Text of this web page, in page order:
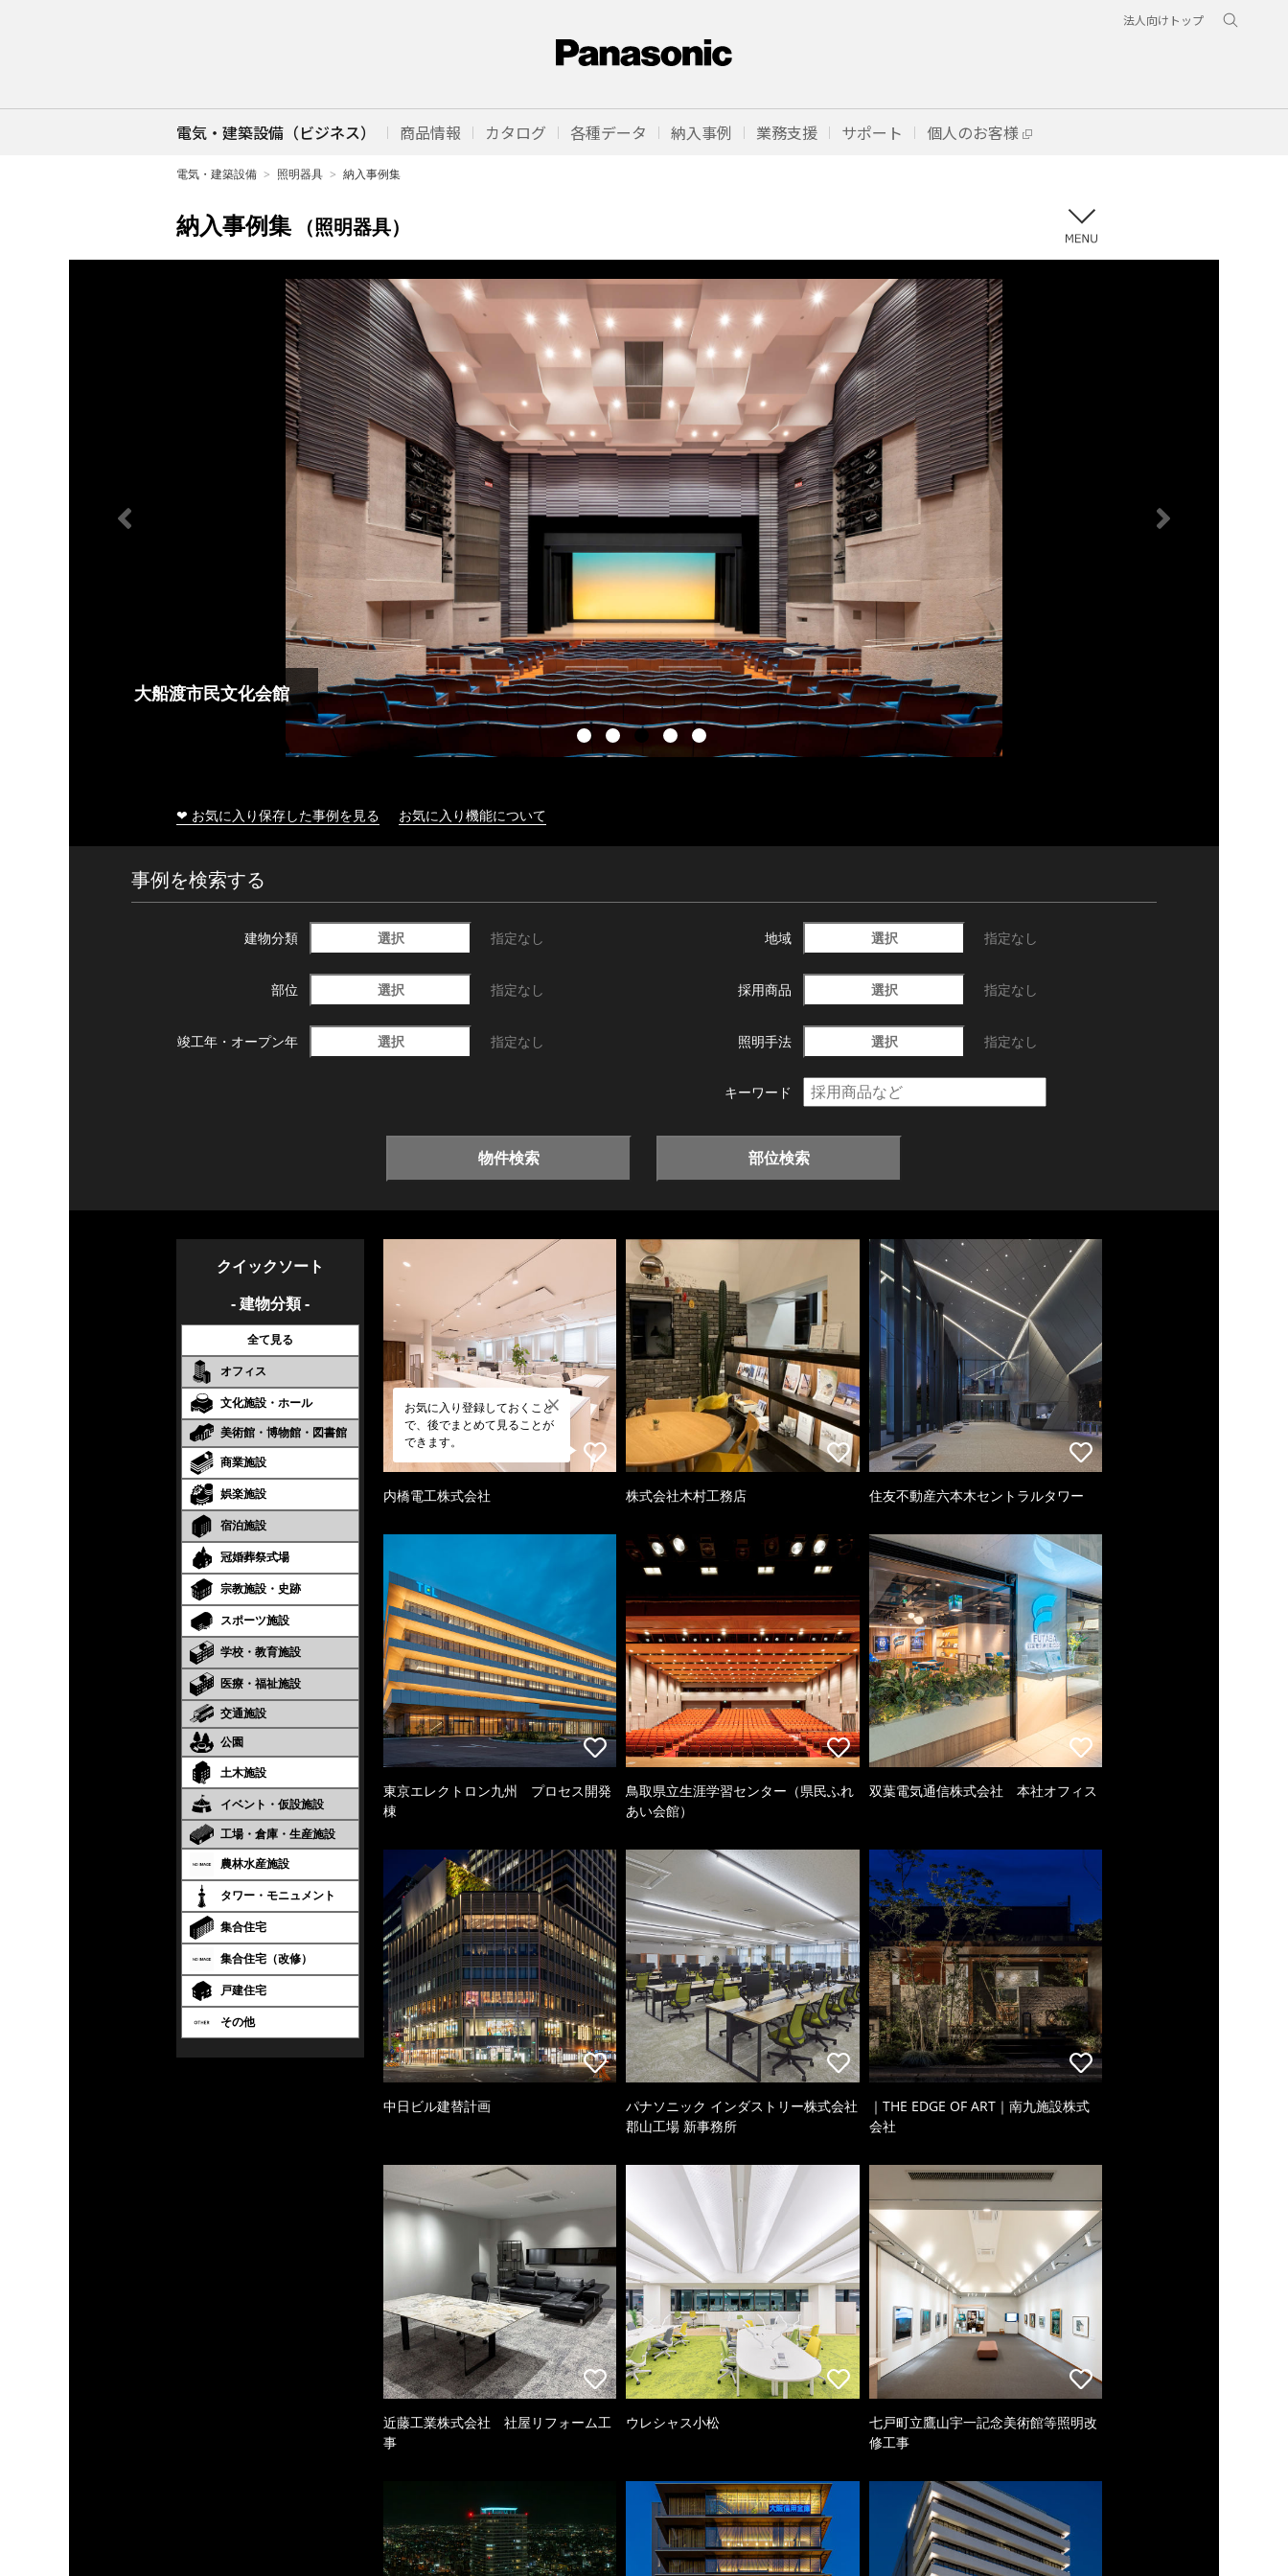
法人向けトップ
電気・建築設備（ビジネス） 商品情報 カタログ 各種データ 納入事例 業務支援 サポート 個人のお客様
電気・建築設備 照明器具 納入事例集
納入事例集 （照明器具）
大船渡市民文化会館
❤ お気に入り保存した事例を見る お気に入り機能について
事例を検索する
建物分類 選択 指定なし 地域 選択 指定なし
部位 選択 指定なし 採用商品 選択 指定なし
竣工年・ オープン年 選択 指定なし 照明手法 選択 指定なし
キーワード
物件検索 部位検索
クイックソート
- 建物分類 -
全て見る
オフィス
文化施設・ホール
美術館・博物館・図書館
商業施設
娯楽施設
宿泊施設
冠婚葬祭式場
宗教施設・史跡
スポーツ施設
学校・教育施設
医療・福祉施設
交通施設
公園
土木施設
イベント・仮設施設
工場・倉庫・生産施設
農林水産施設
タワー・モニュメント
集合住宅
集合住宅（改修）
戸建住宅
その他
お気に入り登録しておくこと
で、後でまとめて見ることが
できます。
内橋電工株式会社 株式会社木村工務店 住友不動産六本木セントラルタワー
東京エレクトロン九州 プロセス開発
棟
鳥取県立生涯学習センター（県民ふれ
あい会館）
双葉電気通信株式会社 本社オフィス
中日ビル建替計画
パナソニック インダストリー株式会社
郡山工場 新事務所
｜THE EDGE OF ART｜南九施設株式
会社
近藤工業株式会社 社屋リフォーム工
事
ウレシャス小松
七戸町立鷹山宇一記念美術館等照明改
修工事